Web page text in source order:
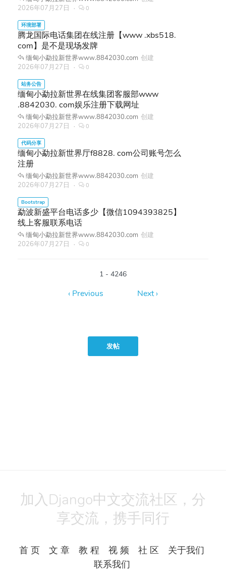
2026年07月27日
0
腾龙国际电话集团在线注册【www .xbs518.
com】是不是现场发牌
缅甸小勐拉新世界www.8842030.com 创建
2026年07月27日
0
缅甸小勐拉新世界在线集团客服部www
.8842030. com娱乐注册下载网址
缅甸小勐拉新世界www.8842030.com 创建
2026年07月27日
0
缅甸小勐拉新世界厅f8828. com公司账号怎么
注册
缅甸小勐拉新世界www.8842030.com 创建
2026年07月27日
0
勐波新盛平台电话多少【微信1094393825】
线上客服联系电话
缅甸小勐拉新世界www.8842030.com 创建
2026年07月27日
0
1 - 4246
发帖
加入Django中文交流社区，分
享交流，携手同行
首 页 文 章 教 程 视 频 社 区
关于我们
联系我们